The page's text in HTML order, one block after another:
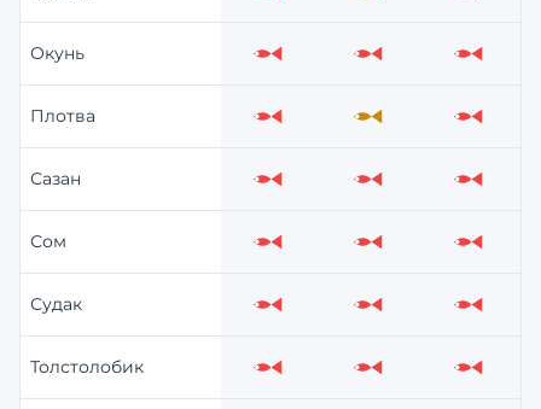
Окунь Слабо Слабо Слабо
Плотва Слабо Средне Слабо
Сазан Слабо Слабо Слабо
Сом Слабо Слабо Слабо
Судак Слабо Слабо Слабо
Толстолобик Слабо Слабо Слабо